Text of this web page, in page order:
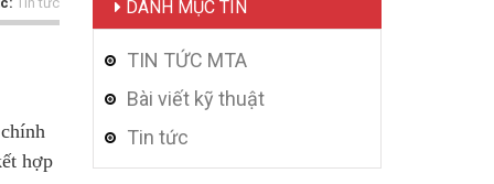
hợp
DANH MỤC TIN
TIN TỨC MTA
Bài viết kỹ thuật
Tin tức